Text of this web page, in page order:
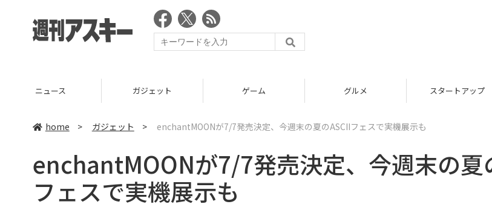
ガジェット ゲーム スタートアップ ICT
home > ガジェット > enchantMOONが7/7発売決定、今週末の夏のASCIIフェスで実機展示も
enchantMOONが7/7発売決定、今週末の夏
フェスで実機展示も